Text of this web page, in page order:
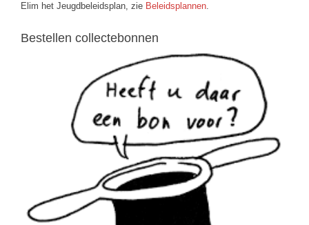
Elim het Jeugdbeleidsplan, zie Beleidsplannen.
Bestellen collectebonnen